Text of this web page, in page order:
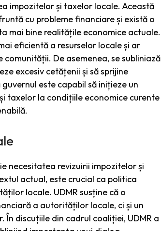
impozitelor și taxelor locale. Această
cu probleme financiare și există o
mai bine realitățile economice actuale.
eficientă a resurselor locale și ar
De asemenea, se subliniază
excesiv cetățenii și să sprijine
este capabil să inițieze un
taxelor la condițiile economice curente
necesitatea revizuirii impozitelor și
actual, este crucial ca politica
locale. UDMR susține că o
a autorităților locale, ci și un
discuțiile din cadrul coaliției, UDMR a